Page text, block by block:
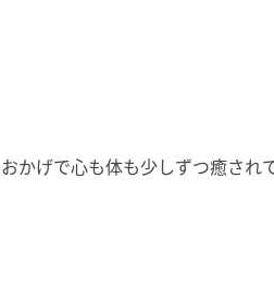
かげで心も体も少しずつ癒され